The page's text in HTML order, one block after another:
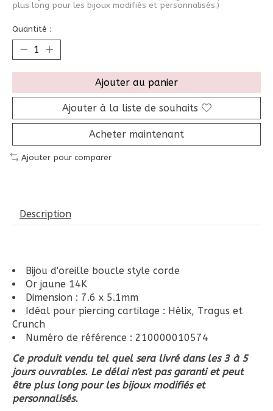
plus long pour les bijoux modifiés et personnalisés.)
Quantité :
Ajouter au panier
Ajouter à la liste de souhaits
Acheter maintenant
Ajouter pour comparer
Description
Bijou d'oreille boucle style corde
Or jaune 14K
Dimension : 7.6 x 5.1mm
Idéal pour piercing cartilage : Hélix, Tragus et
Crunch
Numéro de référence : 210000010574
Ce produit vendu tel quel sera livré dans les 3 à 5
jours ouvrables. Le délai n'est pas garanti et peut
être plus long pour les bijoux modifiés et
personnalisés.